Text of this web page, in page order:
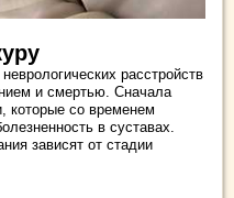
расстройств
и смертью. Сначала
которые со временем
в суставах.
зависят от стадии